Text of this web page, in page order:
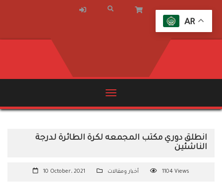
انطلق دوري مكتب المجمعه لكرة الطائرة لدرجة
الناشئين
10 October، 2021 أخبار ومقالات 1104 Views
AR